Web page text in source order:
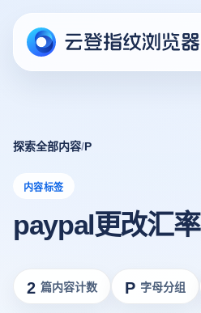
探索全部内容/P
内容标签
paypal更改汇率
2 篇内容计数 P 字母分组